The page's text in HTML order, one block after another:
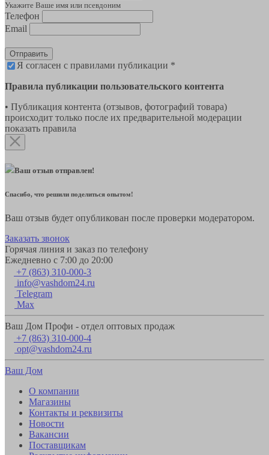
Укажите Ваше имя или псевдоним
Телефон
Email
Отправить
Я согласен с правилами публикации *
Правила публикации пользовательского контента
• Публикация контента (отзывов, фотографий товара)
происходит только после их предварительной модерации
показать правила
Ваш отзыв отправлен!
Спасибо, что решили поделиться опытом!
Ваш отзыв будет опубликован после проверки модератором.
Заказать звонок
Горячая линия и заказ по телефону
Ежедневно с 7:00 до 20:00
+7 (863) 310-000-3
info@vashdom24.ru
Telegram
Max
Ваш Дом Профи - отдел оптовых продаж
+7 (863) 310-000-4
opt@vashdom24.ru
Ваш Дом
О компании
Магазины
Контакты и реквизиты
Новости
Вакансии
Поставщикам